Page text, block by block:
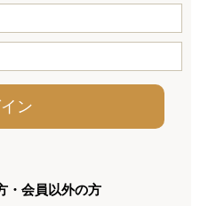
・会員以外の方